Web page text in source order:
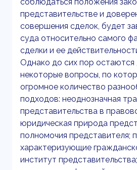
представительстве и
совершения сделок, будет
суда относительно самого
сделки и ее
Однако до сих пор остаются
некоторые вопросы, по
огромное количество
подходов: неоднозначная
представительства в
юридическая природа
полномочия представителя;
характеризующие
институт